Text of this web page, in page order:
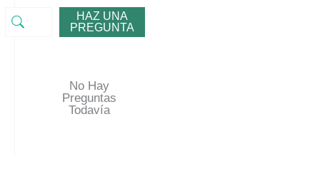
HAZ UNA
PREGUNTA
No Hay
Preguntas
Todavía